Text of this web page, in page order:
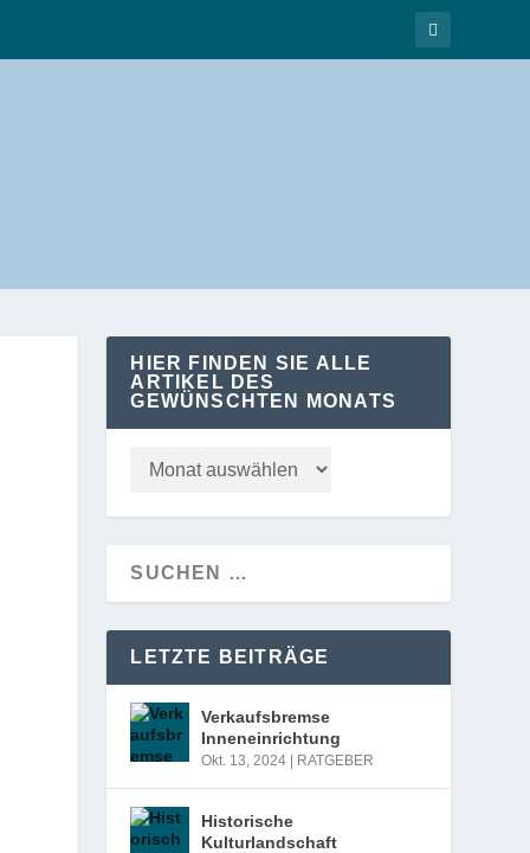
HIER FINDEN SIE ALLE
ARTIKEL DES
GEWÜNSCHTEN MONATS
LETZTE BEITRÄGE
Verkaufsbremse
Inneneinrichtung
Okt. 13, 2024 RATGEBER
Historische
Kulturlandschaft